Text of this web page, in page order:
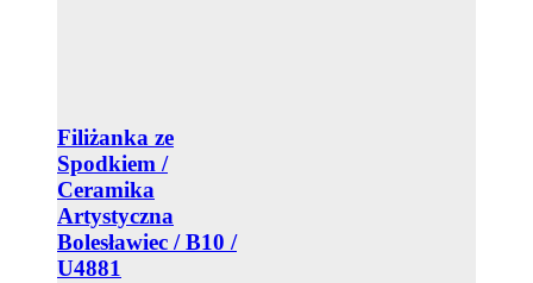
Filiżanka ze
Spodkiem /
Ceramika
Artystyczna
Bolesławiec / B10 /
U4881